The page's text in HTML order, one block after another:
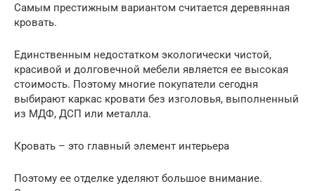
Самым престижным вариантом считается деревянная
кровать.
Единственным недостатком экологически чистой,
красивой и долговечной мебели является ее высокая
стоимость. Поэтому многие покупатели сегодня
выбирают каркас кровати без изголовья, выполненный
из МДФ, ДСП или металла.
Кровать – это главный элемент интерьера
Поэтому ее отделке уделяют большое внимание.